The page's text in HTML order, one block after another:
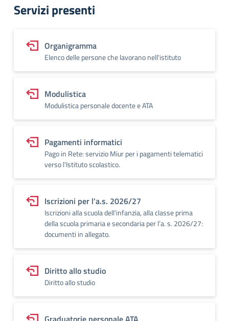
Servizi presenti
Organigramma
Elenco delle persone che lavorano nell'istituto
Modulistica
Modulistica personale docente e ATA
Pagamenti informatici
Pago in Rete: servizio Miur per i pagamenti telematici
verso l’Istituto scolastico.
Iscrizioni per l'a.s. 2026/27
Iscrizioni alla scuola dell'infanzia, alla classe prima
della scuola primaria e secondaria per l’a. s. 2026/27:
documenti in allegato.
Diritto allo studio
Diritto allo studio